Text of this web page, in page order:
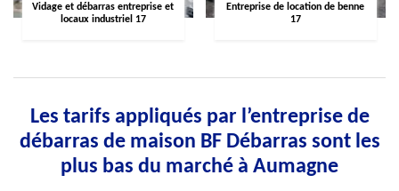
Vidage et débarras entreprise et
locaux industriel 17
Entreprise de location de benne
17
Les tarifs appliqués par l’entreprise de
débarras de maison BF Débarras sont les
plus bas du marché à Aumagne